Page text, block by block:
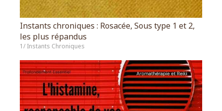
Instants chroniques : Rosacée, Sous type 1 et 2,
les plus répandus
1/ Instants Chroniques